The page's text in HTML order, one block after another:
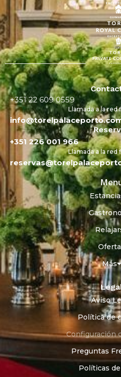
+351 22 609 0559
Llamada a la red
+351 226 001 966
Llamada a la red
Más
Aviso
Política de
Configuración
Preguntas
Políticas